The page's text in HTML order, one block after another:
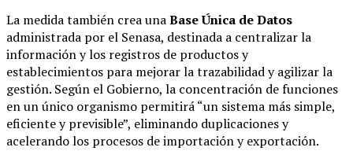
La medida también crea unaBase Única de Datos
administrada por el Senasa, destinada a centralizar la
información y los registros de productos y
establecimientos para mejorar la trazabilidad y agilizar la
gestión. Según el Gobierno, la concentración de funciones
en un único organismo permitirá “un sistema más simple,
eficiente y previsible”, eliminando duplicaciones y
acelerando los procesos de importación y exportación.